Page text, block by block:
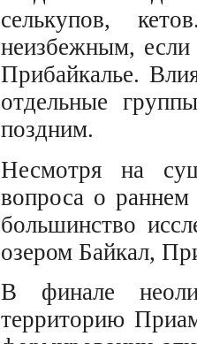
селькупов,
неизбежным, если
Прибайкалье.
отдельные
поздним.
Несмотря на
вопроса о раннем
большинство
озером Байкал,
В финале
территорию